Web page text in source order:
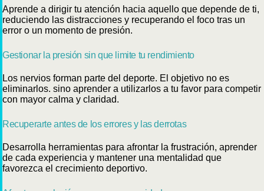
Aprende a dirigir tu atención hacia aquello que depende de ti,
reduciendo las distracciones y recuperando el foco tras un
error o un momento de presión.
Gestionar la presión sin que limite tu rendimiento
Los nervios forman parte del deporte. El objetivo no es
eliminarlos. sino aprender a utilizarlos a tu favor para competir
con mayor calma y claridad.
Recuperarte antes de los errores y las derrotas
Desarrolla herramientas para afrontar la frustración, aprender
de cada experiencia y mantener una mentalidad que
favorezca el crecimiento deportivo.